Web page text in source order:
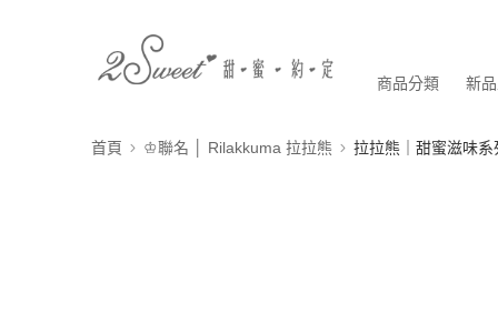
商品分類 新
首頁 ♔聯名 │ Rilakkuma 拉拉熊 拉拉熊｜甜蜜滋味系